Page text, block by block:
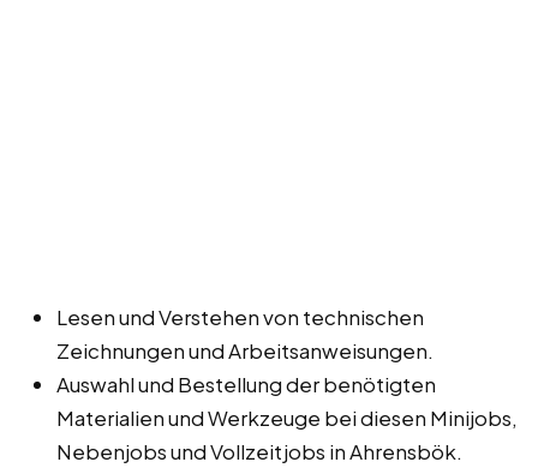
Lesen und Verstehen von technischen
Zeichnungen und Arbeitsanweisungen.
Auswahl und Bestellung der benötigten
Materialien und Werkzeuge bei diesen Minijobs,
Nebenjobs und Vollzeitjobs in Ahrensbök.